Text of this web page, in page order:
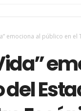
emociona al público en
del